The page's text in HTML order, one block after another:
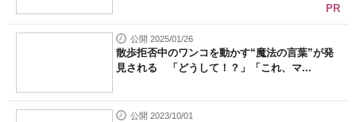
PR
公開 2025/01/26
散歩拒否中のワンコを動かす“魔法の言葉”が発
見される 「どうして！？」「これ、マ...
公開 2023/10/01